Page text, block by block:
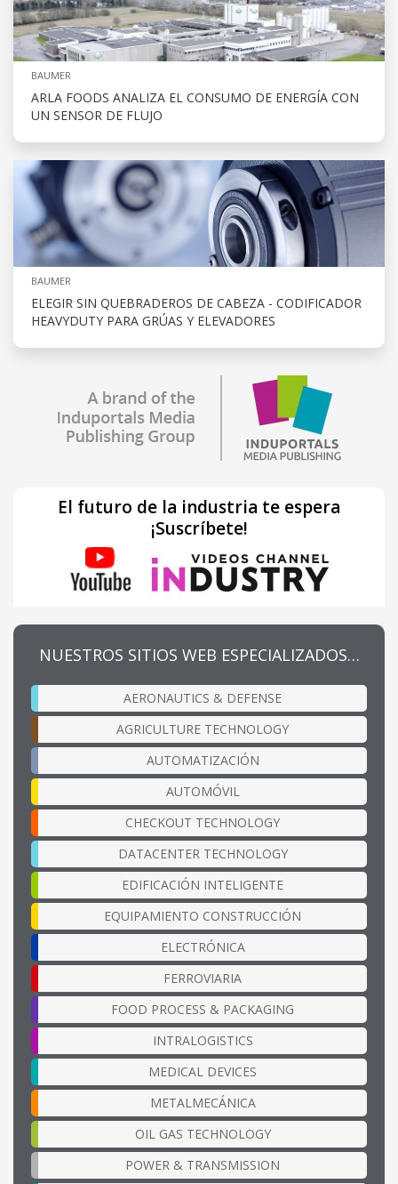
BAUMER
ARLA FOODS ANALIZA EL CONSUMO DE ENERGÍA CON
UN SENSOR DE FLUJO
BAUMER
ELEGIR SIN QUEBRADEROS DE CABEZA - CODIFICADOR
HEAVYDUTY PARA GRÚAS Y ELEVADORES
El futuro de la industria te espera
¡Suscríbete!
NUESTROS SITIOS WEB ESPECIALIZADOS…
AERONAUTICS & DEFENSE
AGRICULTURE TECHNOLOGY
AUTOMATIZACIÓN
AUTOMÓVIL
CHECKOUT TECHNOLOGY
DATACENTER TECHNOLOGY
EDIFICACIÓN INTELIGENTE
EQUIPAMIENTO CONSTRUCCIÓN
ELECTRÓNICA
FERROVIARIA
FOOD PROCESS & PACKAGING
INTRALOGISTICS
MEDICAL DEVICES
METALMECÁNICA
OIL GAS TECHNOLOGY
POWER & TRANSMISSION